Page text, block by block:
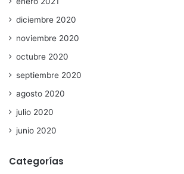
diciembre 2020
noviembre 2020
octubre 2020
septiembre 2020
agosto 2020
julio 2020
junio 2020
Categorías